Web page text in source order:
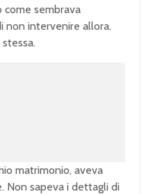
sembrava
non intervenire allora.
matrimonio, aveva
Non sapeva i dettagli di